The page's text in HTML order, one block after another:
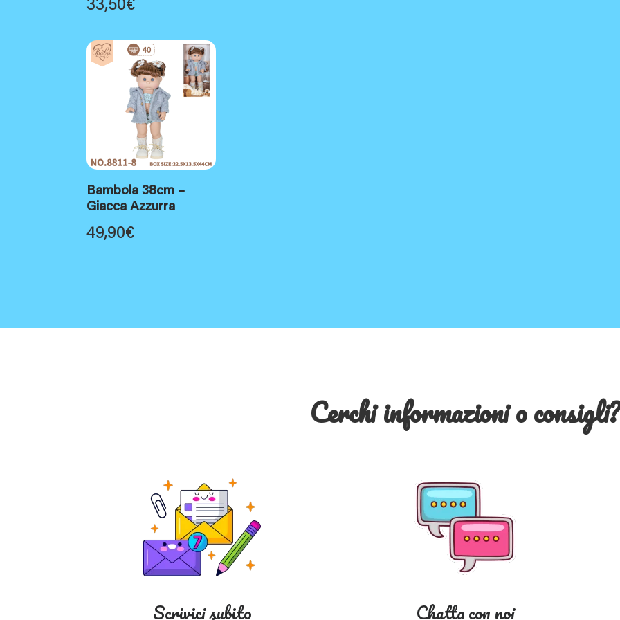
33,50€
Bambola 38cm –
Giacca Azzurra
49,90€
Cerchi informazioni o consigli?
Scrivici subito Chatta con noi